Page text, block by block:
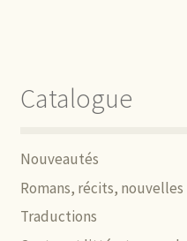
Catalogue
Nouveautés
Romans, récits, nouvelles
Traductions